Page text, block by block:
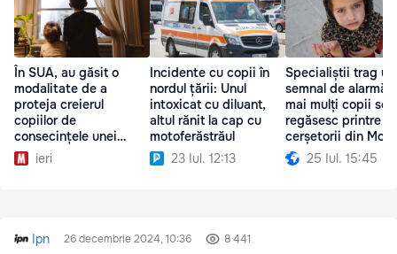
În SUA, au găsit o
modalitate de a
proteja creierul
copiilor de
consecințele unei
copilării dificile
ieri
Incidente cu copii în
nordul țării: Unul
intoxicat cu diluant,
altul rănit la cap cu
motoferăstrăul
23 Iul. 12:13
Specialiștii trag un
semnal de alarmă:
mai mulți copii se
regăsesc printre
cerșetorii din
25 Iul. 15:45
Ipn 26 decembrie 2024, 10:36 8 441